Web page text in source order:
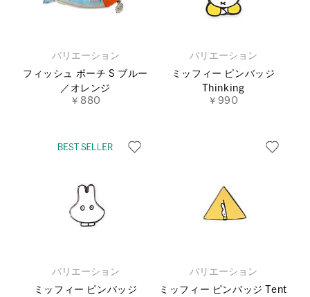
バリエーション
フィッシュ ポーチ S ブルー
／オレンジ
￥880
バリエーション
ミッフィー ピンバッジ
Thinking
￥990
バリエーション
ミッフィー ピンバッジ
バリエーション
ミッフィー ピンバッジ Tent